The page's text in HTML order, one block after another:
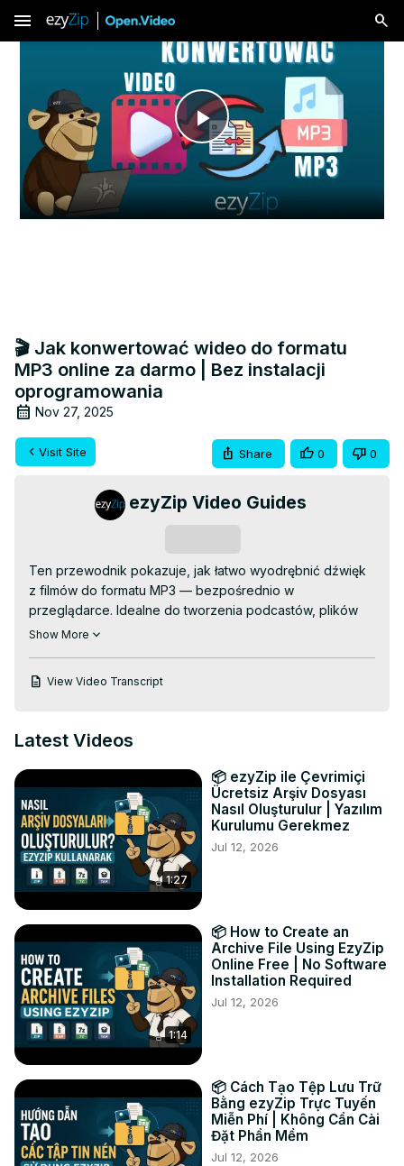
menu
Play
Video
🎬 Jak konwertować wideo do formatu
MP3 online za darmo | Bez instalacji
oprogramowania
Nov 27, 2025
Visit Site Share 0 0
ezyZip Video Guides
Ten przewodnik pokazuje, jak łatwo wyodrębnić dźwięk
z filmów do formatu MP3 — bezpośrednio w
przeglądarce. Idealne do tworzenia podcastów, plików
muzycznych lub treści audio!
PROSTY PROCES W 3 KROKACH:
2. Kliknij „Konwertuj do formatu MP3” i pozwól, aby
proces konwersji wykonał swoją pracę.
3. Kliknij „Zapisz”, aby pobrać nowy plik audio.
Po co konwertować wideo do formatu MP3? Wyodrębnij
dźwięk, zmniejsz rozmiar pliku i twórz przenośne pliki
muzyczne!
#videotomp3 #audioextraction #mp3converter
#onlineaudiotools #ezyzip
TWITTER: https://twitter.com/ezyZip
FACEBOOK: https://www.facebook.com/ezyzip/
LINKEDIN: https://www.linkedin.com/showcase/ezyzip/
PINTEREST:
https://www.pinterest.com.au/ezyzip
MEDIUM: https://medium.com/@ezyZip
Show More
View Video Transcript
Latest Videos
1:27
📦 ezyZip ile Çevrimiçi
Ücretsiz Arşiv Dosyası
Nasıl Oluşturulur | Yazılım
Kurulumu Gerekmez
Jul 12, 2026
1:14
📦 How to Create an
Archive File Using EzyZip
Online Free | No Software
Installation Required
Jul 12, 2026
📦 Cách Tạo Tệp Lưu Trữ
Bằng ezyZip Trực Tuyến
Miễn Phí | Không Cần Cài
Đặt Phần Mềm
Jul 12, 2026